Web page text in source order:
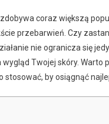
coraz większą
przebarwień. Czy
nie ogranicza się
wygląd Twojej skóry.
stosować, by osiągnąć